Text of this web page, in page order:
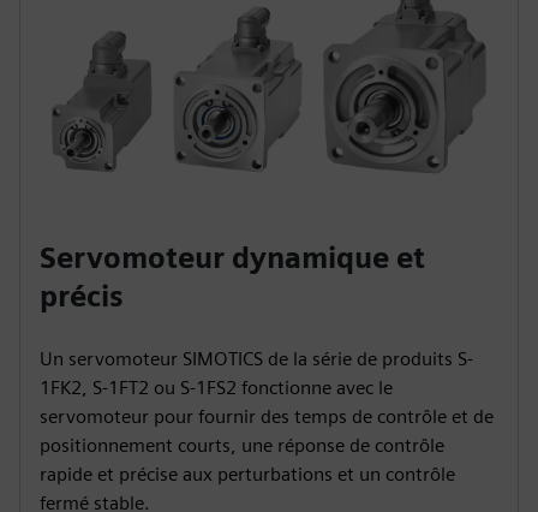
Servomoteur dynamique et
précis
Un servomoteur SIMOTICS de la série de produits S-
1FK2, S-1FT2 ou S-1FS2 fonctionne avec le
servomoteur pour fournir des temps de contrôle et de
positionnement courts, une réponse de contrôle
rapide et précise aux perturbations et un contrôle
fermé stable.